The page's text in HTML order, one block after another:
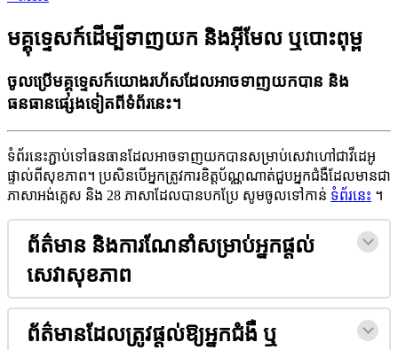
មគ្គុទ្ទេសក៍ដើម្បីទាញយក និងអ៊ីមែល ឬបោះពុម្ព
ចូលប្រើមគ្គុទ្ទេសក៍យោងរហ័សដែលអាចទាញយកបាន និង
ធនធានផ្សេងទៀតពីទំព័រនេះ។
ទពរនភបទធនធនដលអចទញយកបនសមបសវហជវដអ
ផលពសខភព។ បសនបអកតវករខតបណណតជបអកជងដលមនជ
ភសអងគស នង 28 ភសដលបនបកប សមចលទកន ទពរន ។
ពតមន នងករណនសមបអកផល
សវសខភព
ពតមនដលតវផលឱអកជង ឬ